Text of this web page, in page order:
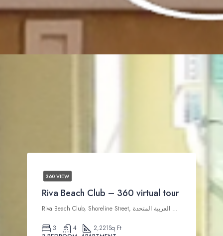
360 VIEW
Riva Beach Club – 360 virtual tour
Riva Beach Club, Shoreline Street, نخلة جميرا, دبي, الإمارات العربية المتحدة
3 4 2,221Sq Ft